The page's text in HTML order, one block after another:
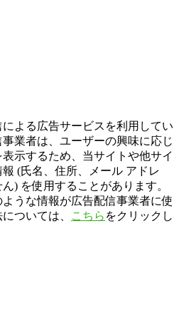
よる広告サービスを利用してい
業者は、ユーザーの興味に応じ
示するため、当サイトや他サイ
(氏名、住所、メール アドレ
) を使用することがあります。
うな情報が広告配信事業者に使
ついては、
こちら をクリックし